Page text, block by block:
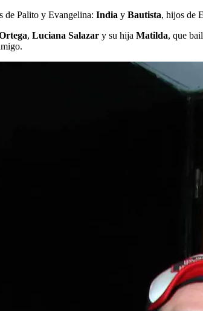
de Palito y Evangelina: India y Bautista, hijos de
, Luciana Salazar y su hija Matilda, que